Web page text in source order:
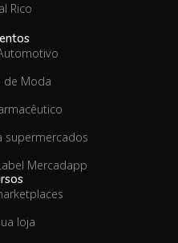
Rico
de Moda
supermercados
Mercadapp
loja